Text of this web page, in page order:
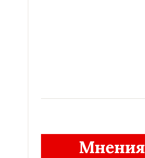
Мнения